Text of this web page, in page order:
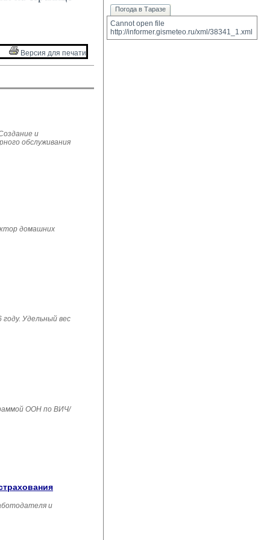
Версия для печати
и
обслуживания
домашних
Удельный вес
ООН по ВИЧ/
и
Погода в Таразе
Cannot open file
http://informer.gismeteo.ru/xml/38341_1.xml